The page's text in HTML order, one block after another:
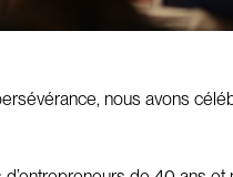
nous avons